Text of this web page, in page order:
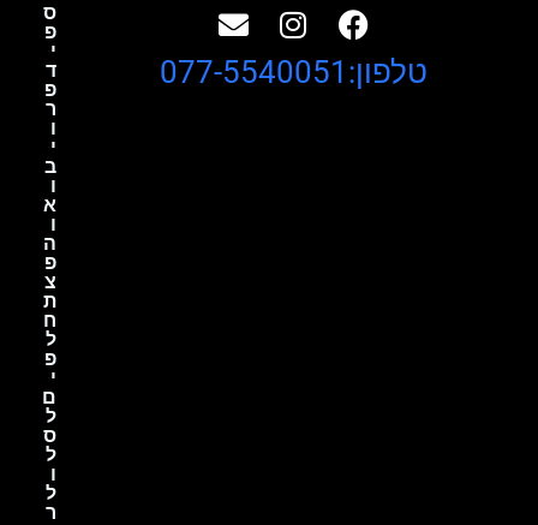
ס
פ
י
ד
פ
ר
ו
י
ב
ו
א
ו
ה
פ
צ
ת
ח
ל
פ
י
ם
ל
ס
ל
ו
ל
ר
טלפון:077-5540051